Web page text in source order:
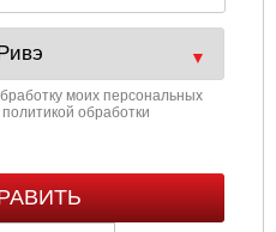
моих персональных
обработки